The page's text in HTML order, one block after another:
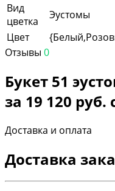
Вид
цветка
Эустомы
Цвет
Отзывы 0
Букет 51
за 19 120
Доставка и оплата
Доставка